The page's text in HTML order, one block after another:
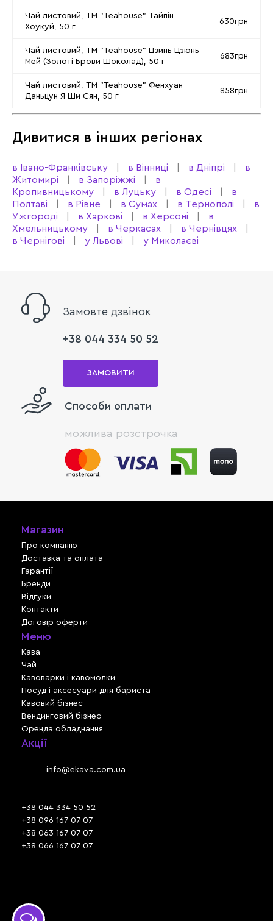
Чай листовий, ТМ "Teahouse" Тайпін
Хоукуй, 50 г
630грн
Чай листовий, ТМ "Teahouse" Цзинь Цзюнь
Мей (Золоті Брови Шоколад), 50 г
683грн
Чай листовий, ТМ "Teahouse" Фенхуан
Даньцун Я Ши Сян, 50 г
858грн
Дивитися в інших регіонах
в Івано-Франківську в Вінниці в Дніпрі
в
Житомирі
в Запоріжжі
в
Кропивницькому
в Луцьку в Одесі
в
Полтаві
в Рівне в Сумах в Тернополі
в
Ужгороді
в Харкові в Херсоні
в
Хмельницькому
в Черкасах
в Чернівцях
в Чернігові
у Львові у Миколаєві
Замовте дзвінок
+38 044 334 50 52
ЗАМОВИТИ
Способи оплати
можлива розстрочка
Магазин
Про компанію
Доставка та оплата
Гарантії
Бренди
Відгуки
Контакти
Договір оферти
Меню
Кава
Чай
Кавоварки і кавомолки
Посуд і аксесуари для бариста
Кавовий бізнес
Вендинговий бізнес
Оренда обладнання
Акції
info@ekava.com.ua
+38 044 334 50 52
+38 096 167 07 07
+38 063 167 07 07
+38 066 167 07 07